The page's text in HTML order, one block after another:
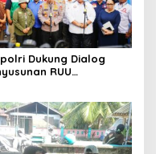
Dukung Dialog
RUU